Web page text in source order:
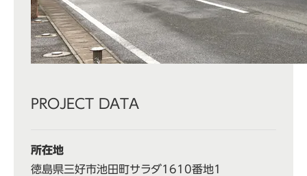
PROJECT DATA
所在地
徳島県三好市池田町サラダ1610番地1